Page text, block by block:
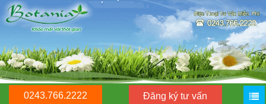
0243.766.2222 Đăng ký tư vấn